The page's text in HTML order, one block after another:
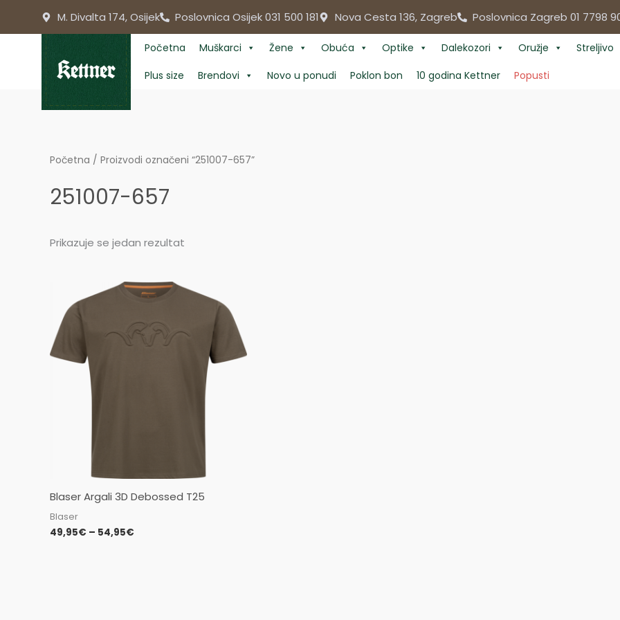
M. Divalta 174, Osijek Poslovnica Osijek 031 500 181 Nova Cesta 136, Zagreb Poslovnica Zagreb 01 7798
Početna Muškarci Žene Obuća Optike Dalekozori Oružje Streljivo
Plus size
Brendovi Novo u ponudi Poklon bon 10 godina Kettner Popusti
Početna / Proizvodi označeni “251007-657”
251007-657
Prikazuje se jedan rezultat
Blaser Argali 3D Debossed T25
Blaser
49,95€ – 54,95€
Price
range:
through
54,95€